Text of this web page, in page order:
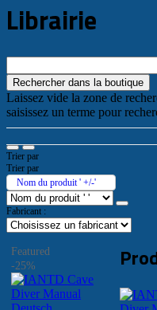
Librairie
Laissez vide la zone de
saisissez un terme pour
Trier par
Trier par
Nom du produit ' +/-'
Fabricant :
Featured
-25%